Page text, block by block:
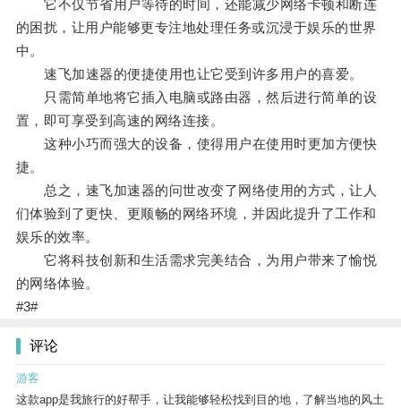
它不仅节省用户等待的时间，还能减少网络卡顿和断连
的困扰，让用户能够更专注地处理任务或沉浸于娱乐的世界
中。
速飞加速器的便捷使用也让它受到许多用户的喜爱。
只需简单地将它插入电脑或路由器，然后进行简单的设
置，即可享受到高速的网络连接。
这种小巧而强大的设备，使得用户在使用时更加方便快
捷。
总之，速飞加速器的问世改变了网络使用的方式，让人
们体验到了更快、更顺畅的网络环境，并因此提升了工作和
娱乐的效率。
它将科技创新和生活需求完美结合，为用户带来了愉悦
的网络体验。
#3#
评论
游客
这款app是我旅行的好帮手，让我能够轻松找到目的地，了解当地的风土